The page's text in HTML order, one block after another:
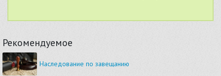
Рекомендуемое
Наследование по завещанию